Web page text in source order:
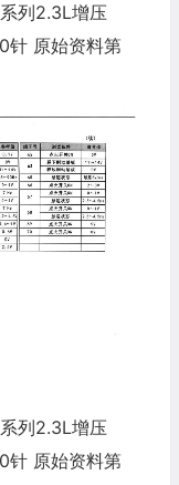
列2.3L增压
针 原始资料第
列2.3L增压
针 原始资料第